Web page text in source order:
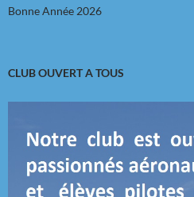
Bonne Année 2026
CLUB OUVERT A TOUS